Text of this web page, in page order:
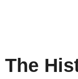
The